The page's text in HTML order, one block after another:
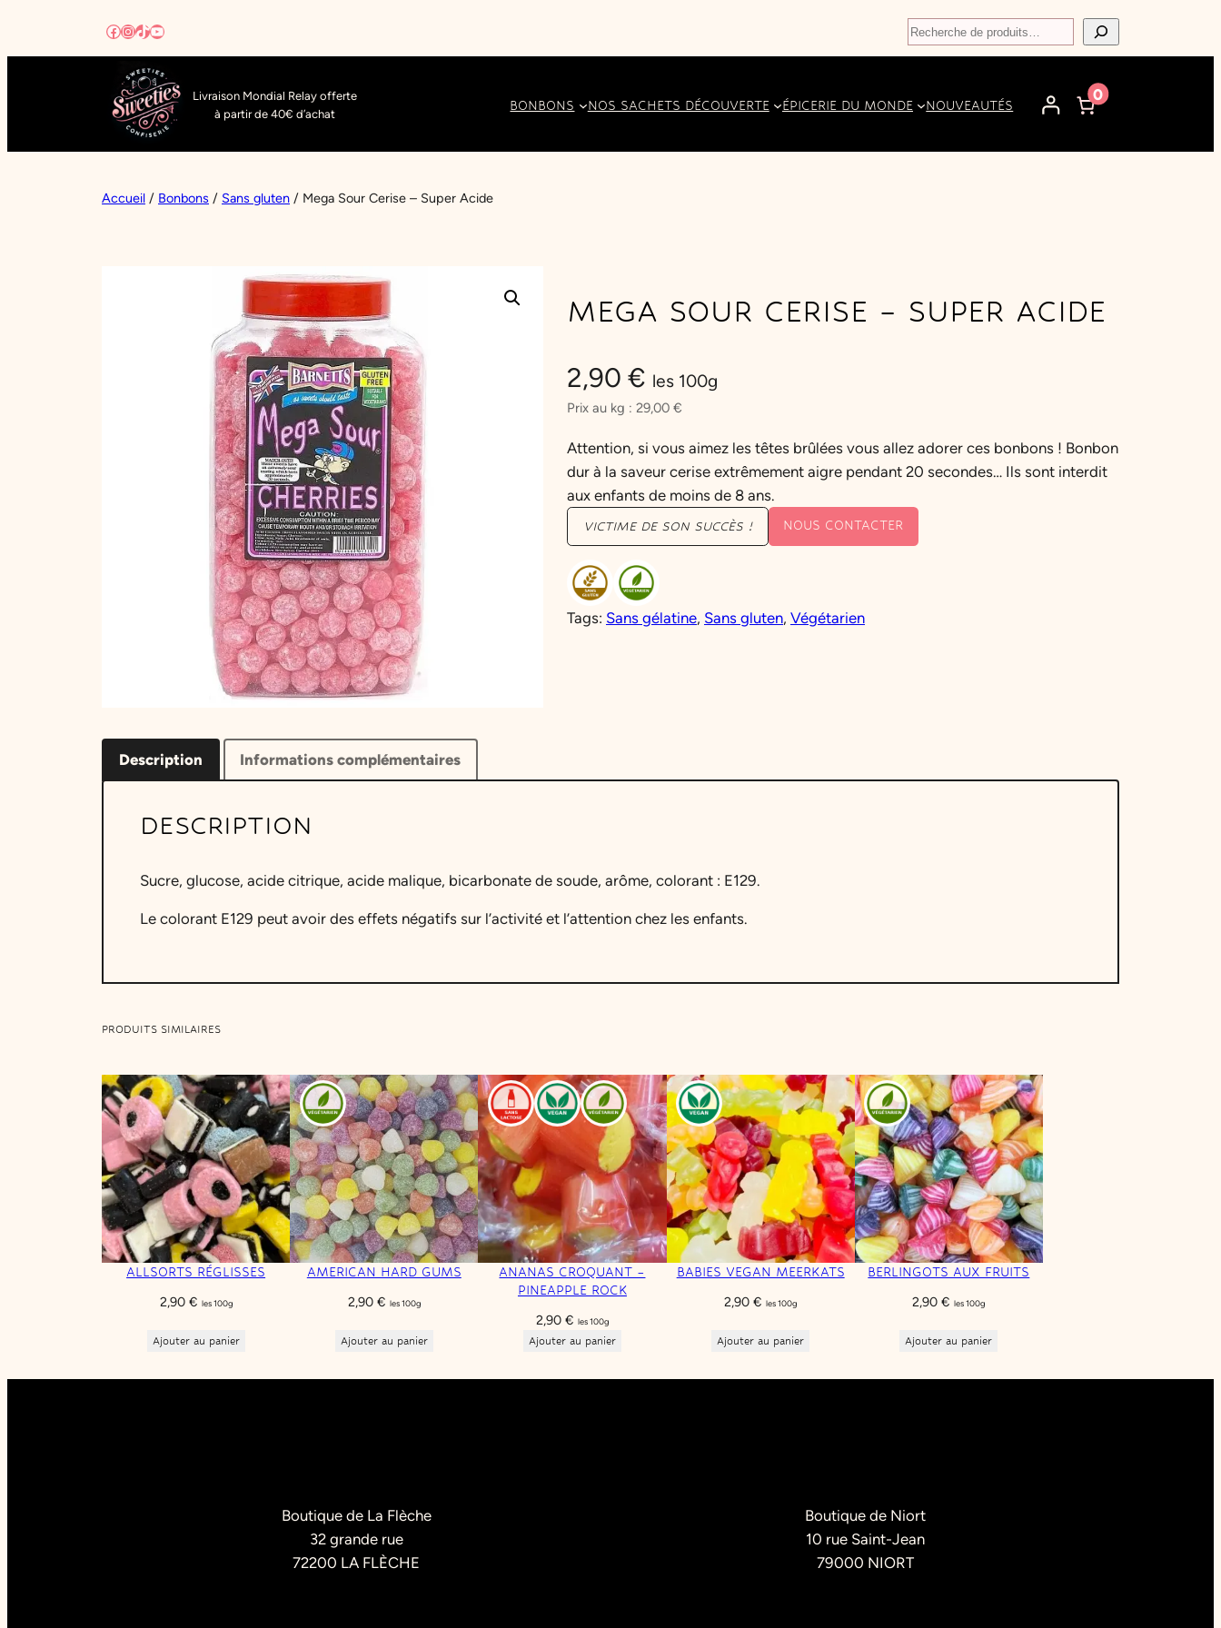
Facebook
Instagram
TikTok
YouTube Recherche
Livraison Mondial Relay offerte
à partir de 40€ d’achat
BONBONS NOS SACHETS DÉCOUVERTE ÉPICERIE DU MONDE NOUVEAUTÉS
0
Accueil / Bonbons / Sans gluten / Mega Sour Cerise – Super Acide
MEGA SOUR CERISE – SUPER ACIDE
2,90 € les 100g
Prix au kg : 29,00 €
Attention, si vous aimez les têtes brûlées vous allez adorer ces bonbons ! Bonbon
dur à la saveur cerise extrêmement aigre pendant 20 secondes… Ils sont interdit
aux enfants de moins de 8 ans.
VICTIME DE SON SUCCÈS ! NOUS CONTACTER
Tags: Sans gélatine, Sans gluten, Végétarien
Description Informations complémentaires
DESCRIPTION
Sucre, glucose, acide citrique, acide malique, bicarbonate de soude, arôme, colorant : E129.
Le colorant E129 peut avoir des effets négatifs sur l’activité et l’attention chez les enfants.
PRODUITS SIMILAIRES
ALLSORTS RÉGLISSES
2,90 € les 100g
Ajouter au panier
AMERICAN HARD GUMS
2,90 € les 100g
Ajouter au panier
ANANAS CROQUANT –
PINEAPPLE ROCK
2,90 € les 100g
Ajouter au panier
BABIES VEGAN MEERKATS
2,90€ les 100g
Ajouter au panier
BERLINGOTS AUX FRUITS
2,90€ les 100g
Ajouter au panier
Boutique de La Flèche
32 grande rue
72200 LA FLÈCHE
Boutique de Niort
10 rue Saint-Jean
79000 NIORT